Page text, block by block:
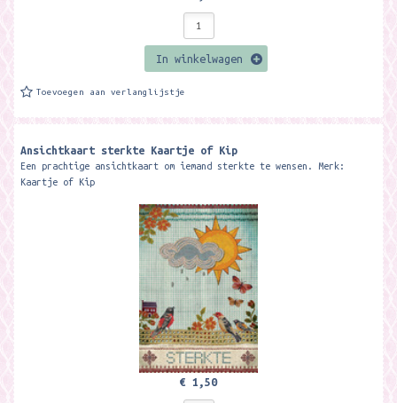
In winkelwagen
Toevoegen aan verlanglijstje
Ansichtkaart sterkte Kaartje of Kip
Een prachtige ansichtkaart om iemand sterkte te wensen. Merk:
Kaartje of Kip
€ 1,50